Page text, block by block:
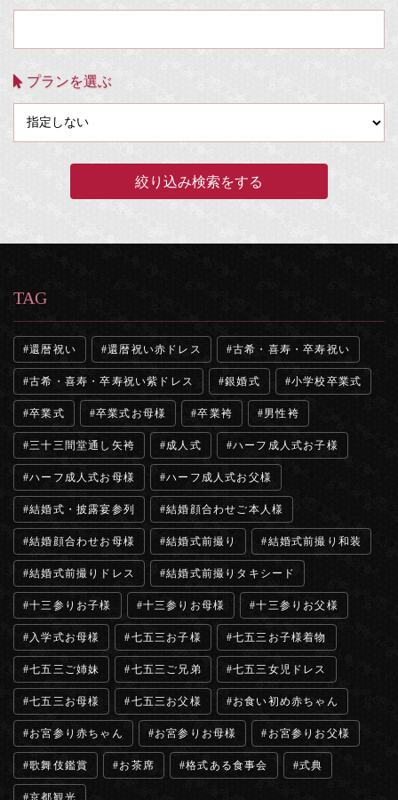
プランを選ぶ
TAG
還暦祝い 還暦祝い赤ドレス 古希・喜寿・卒寿祝い
古希・喜寿・卒寿祝い紫ドレス 銀婚式 小学校卒業式
卒業式 卒業式お母様 卒業袴 男性袴
三十三間堂通し矢袴 成人式 ハーフ成人式お子様
ハーフ成人式お母様 ハーフ成人式お父様
結婚式・披露宴参列 結婚顔合わせご本人様
結婚顔合わせお母様 結婚式前撮り 結婚式前撮り和装
結婚式前撮りドレス 結婚式前撮りタキシード
十三参りお子様 十三参りお母様 十三参りお父様
入学式お母様 七五三お子様 七五三お子様着物
七五三ご姉妹 七五三ご兄弟 七五三女児ドレス
七五三お母様 七五三お父様 お食い初め赤ちゃん
お宮参り赤ちゃん お宮参りお母様 お宮参りお父様
歌舞伎鑑賞 お茶席 格式ある食事会 式典
京都観光